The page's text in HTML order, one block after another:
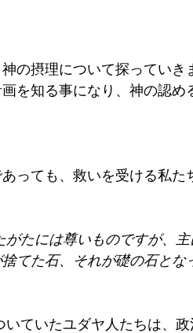
の摂理について探っていき
を知る事になり、神の認め
っても、救いを受ける私た
がたには尊いものですが、
てた石、それが礎の石とな
ていたユダヤ人たちは、